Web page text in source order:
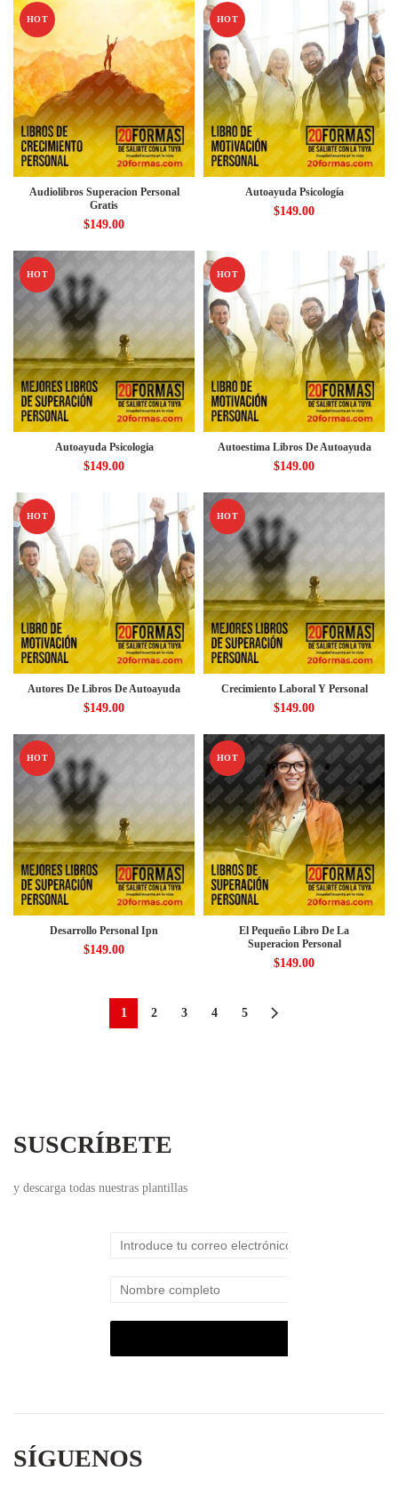
HOT
Audiolibros Superacion Personal
Gratis
$149.00
HOT
Autoayuda Psicología
$149.00
HOT
Autoayuda Psicologia
$149.00
HOT
Autoestima Libros De Autoayuda
$149.00
HOT
Autores De Libros De Autoayuda
$149.00
HOT
Crecimiento Laboral Y Personal
$149.00
HOT
Desarrollo Personal Ipn
$149.00
HOT
El Pequeño Libro De La
Superacion Personal
$149.00
1 2 3 4 5
SUSCRÍBETE
y descarga todas nuestras plantillas
SÍGUENOS